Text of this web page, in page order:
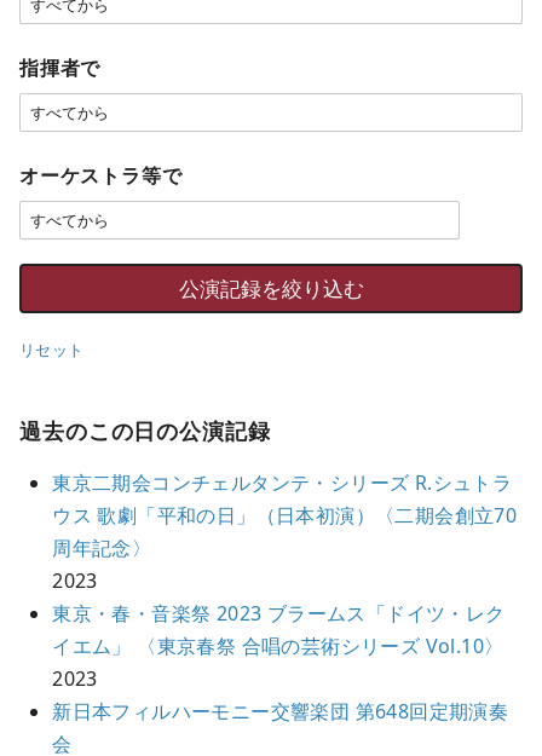
指揮者で
オーケストラ等で
リセット
過去のこの日の公演記録
東京二期会コンチェルタンテ・シリーズ R.シュトラ
ウス 歌劇「平和の日」（日本初演）〈二期会創立70
周年記念〉
2023
東京・春・音楽祭 2023 ブラームス「ドイツ・レク
イエム」 〈東京春祭 合唱の芸術シリーズ Vol.10〉
2023
新日本フィルハーモニー交響楽団 第648回定期演奏
会